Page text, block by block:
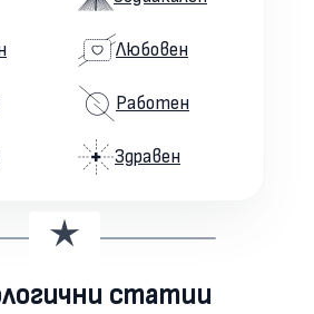
Любовен
Работен
Здравен
статии